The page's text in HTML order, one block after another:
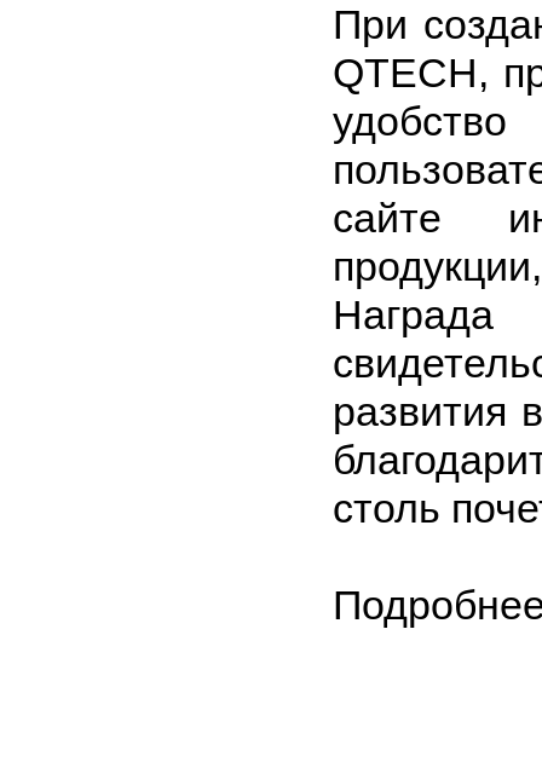
При
QTECH,
сайте
развития
столь